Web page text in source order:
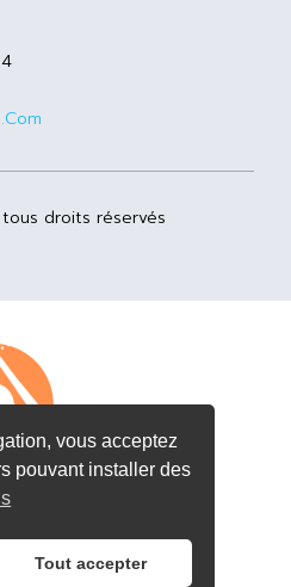
droits réservés
Pros J’ai !
vous acceptez
pouvant installer des
Tout accepter